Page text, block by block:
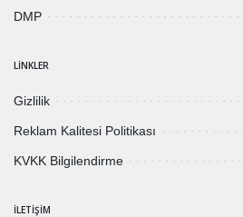
DMP
LINKLER
Gizlilik
Reklam Kalitesi Politikası
KVKK Bilgilendirme
İLETIŞIM